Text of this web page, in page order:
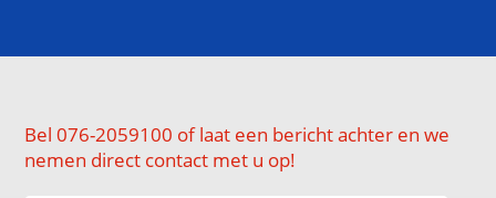
Bel 076-2059100 of laat een bericht achter en we
nemen direct contact met u op!